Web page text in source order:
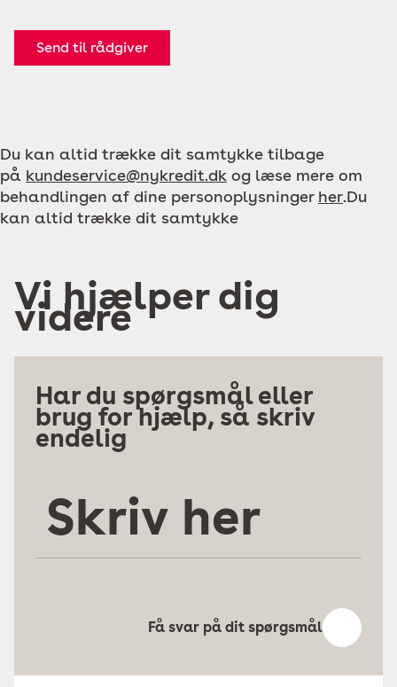
Send til rådgiver
Du kan altid trække dit samtykke tilbage
på kundeservice@nykredit.dk og læse mere om
behandlingen af dine personoplysninger her.Du
kan altid trække dit samtykke
Vi hjælper dig
videre
Har du spørgsmål eller
brug for hjælp, så skriv
endelig
her
Få svar på dit spørgsmål